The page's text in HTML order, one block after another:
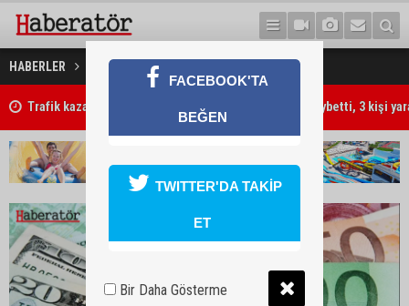
HABERLER GÜNDEM 6 Kasım 2025 Döviz Kurları
Trafik kazasında 85 yaşındaki Turan Obalı hayatını kaybetti, 3 kişi
FACEBOOK'TA
BEĞEN
TWITTER'DA TAKİP
ET
Bir Daha Gösterme